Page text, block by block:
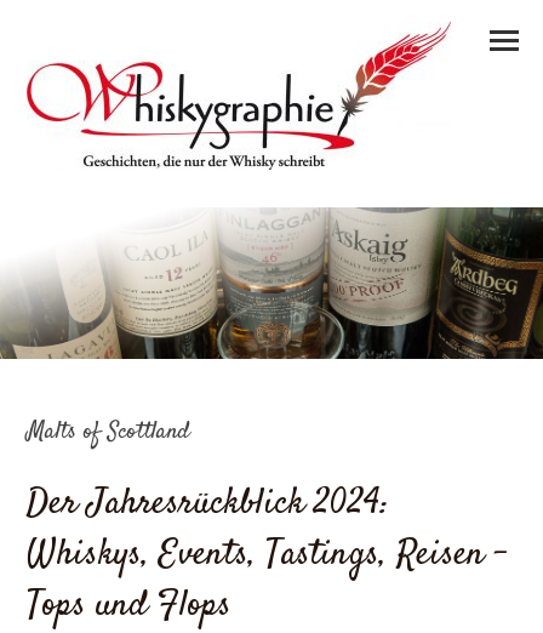
Malts of Scottland
Der Jahresrückblick 2024:
Whiskys, Events, Tastings, Reisen –
Tops und Flops